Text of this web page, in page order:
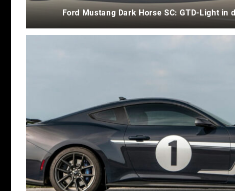
Ford Mustang Dark Horse SC: GTD-Light in